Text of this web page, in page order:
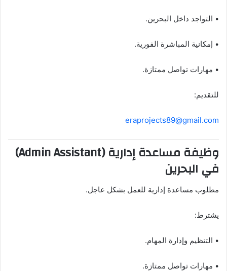
• التواجد داخل البحرين.
• إمكانية المباشرة الفورية.
• مهارات تواصل ممتازة.
للتقديم:
eraprojects89@gmail.com
وظيفة مساعدة إدارية (Admin Assistant)
في البحرين
مطلوب مساعدة إدارية للعمل بشكل عاجل.
يشترط:
• التنظيم وإدارة المهام.
• مهارات تواصل ممتازة.